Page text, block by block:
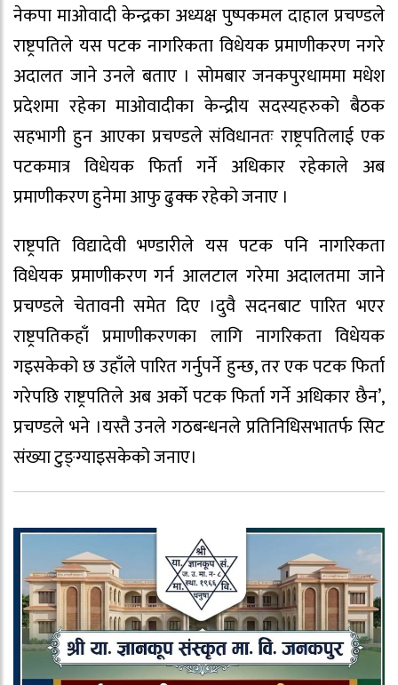
नेकपा माओवादी केन्द्रका अध्यक्ष पुष्पकमल दाहाल प्रचण्डले
राष्ट्रपतिले यस पटक नागरिकता विधेयक प्रमाणीकरण नगरे
अदालत जाने उनले बताए । सोमबार जनकपुरधाममा मधेश
प्रदेशमा रहेका माओवादीका केन्द्रीय सदस्यहरुको बैठक
सहभागी हुन आएका प्रचण्डले संविधानतः राष्ट्रपतिलाई एक
पटकमात्र विधेयक फिर्ता गर्ने अधिकार रहेकाले अब
प्रमाणीकरण हुनेमा आफु ढुक्क रहेको जनाए ।
राष्ट्रपति विद्यादेवी भण्डारीले यस पटक पनि नागरिकता
विधेयक प्रमाणीकरण गर्न आलटाल गरेमा अदालतमा जाने
प्रचण्डले चेतावनी समेत दिए ।दुवै सदनबाट पारित भएर
राष्ट्रपतिकहाँ प्रमाणीकरणका लागि नागरिकता विधेयक
गइसकेको छ उहाँले पारित गर्नुपर्ने हुन्छ, तर एक पटक फिर्ता
गरेपछि राष्ट्रपतिले अब अर्को पटक फिर्ता गर्ने अधिकार छैन’,
प्रचण्डले भने ।यस्तै उनले गठबन्धनले प्रतिनिधिसभातर्फ सिट
संख्या टुङ्ग्याइसकेको जनाए।